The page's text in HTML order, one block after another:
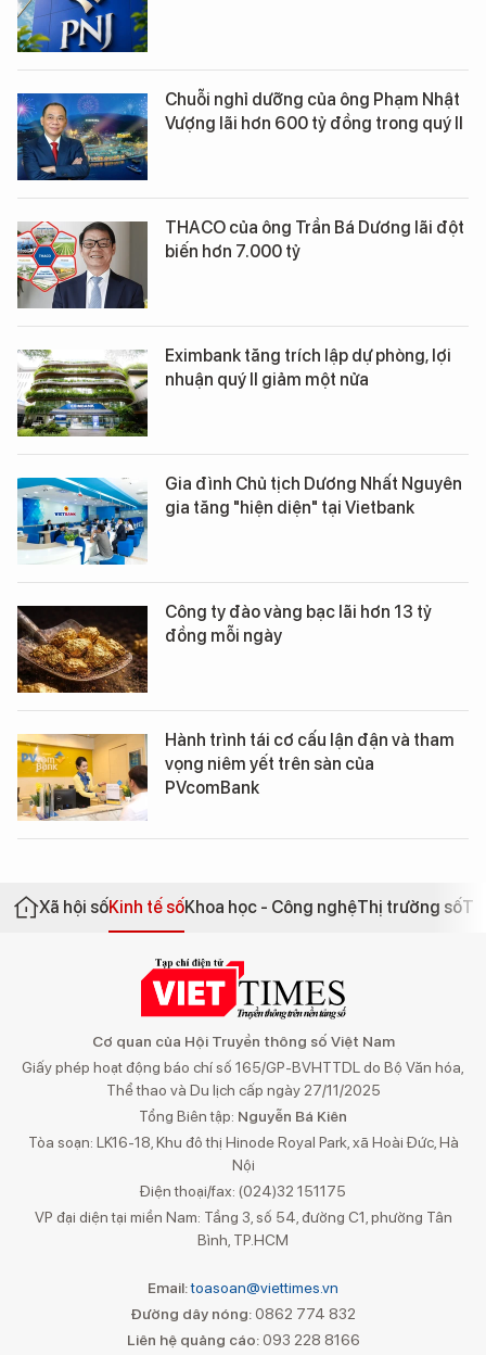
Chuỗi nghỉ dưỡng của ông Phạm Nhật
Vượng lãi hơn 600 tỷ đồng trong quý II
THACO của ông Trần Bá Dương lãi đột
biến hơn 7.000 tỷ
Eximbank tăng trích lập dự phòng, lợi
nhuận quý II giảm một nửa
Gia đình Chủ tịch Dương Nhất Nguyên
gia tăng "hiện diện" tại Vietbank
Công ty đào vàng bạc lãi hơn 13 tỷ
đồng mỗi ngày
Hành trình tái cơ cấu lận đận và tham
vọng niêm yết trên sàn của
PVcomBank
Xã hội sốKinh tế sốKhoa học - Công nghệThị trường số
Cơ quan của Hội Truyền thông số Việt Nam
Giấy phép hoạt động báo chí số 165/GP-BVHTTDL do Bộ Văn hóa,
Thể thao và Du lịch cấp ngày 27/11/2025
Tổng Biên tập: Nguyễn Bá Kiên
Tòa soạn: LK16-18, Khu đô thị Hinode Royal Park, xã Hoài Đức, Hà
Nội
Điện thoại/fax: (024)32 151175
VP đại diện tại miền Nam: Tầng 3, số 54, đường C1, phường Tân
Bình, TP.HCM
Email:toasoan@viettimes.vn
Đường dây nóng: 0862 774 832
Liên hệ quảng cáo:093 228 8166